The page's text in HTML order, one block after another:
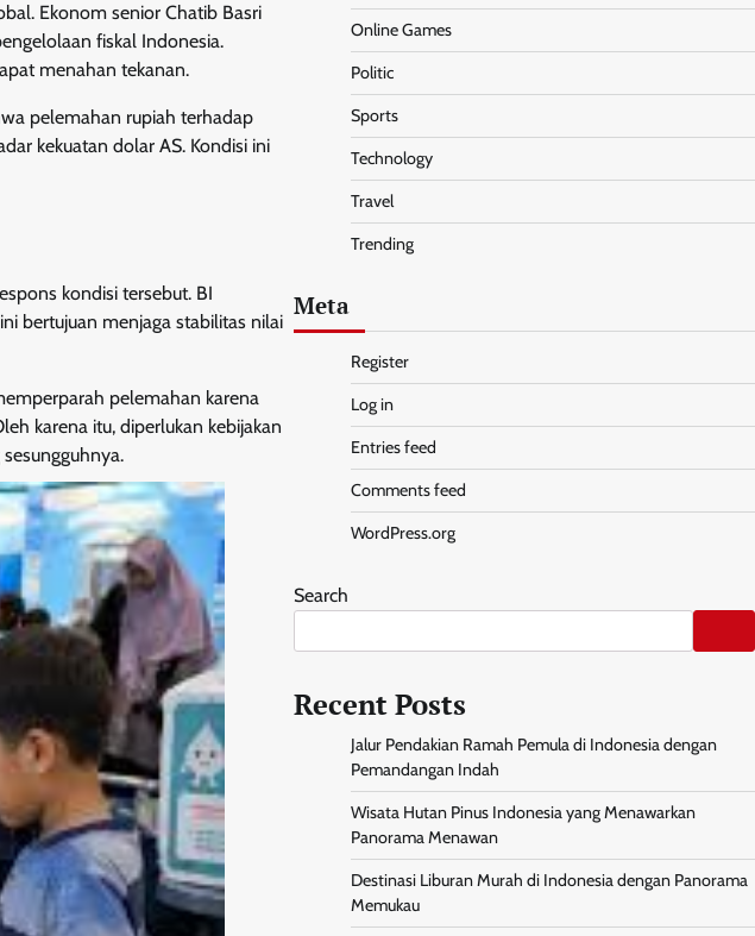
Ekonom senior Chatib Basri
fiskal Indonesia.
menahan tekanan.
pelemahan rupiah terhadap
kekuatan dolar AS. Kondisi ini
kondisi tersebut. BI
bertujuan menjaga stabilitas nilai
pelemahan karena
karena itu, diperlukan kebijakan
Online Games
Politic
Sports
Technology
Travel
Trending
Meta
Register
Log in
Entries feed
Comments feed
WordPress.org
Search
Recent Posts
Jalur Pendakian Ramah Pemula di Indonesia dengan
Pemandangan Indah
Wisata Hutan Pinus Indonesia yang Menawarkan
Panorama Menawan
Destinasi Liburan Murah di Indonesia dengan Panorama
Memukau